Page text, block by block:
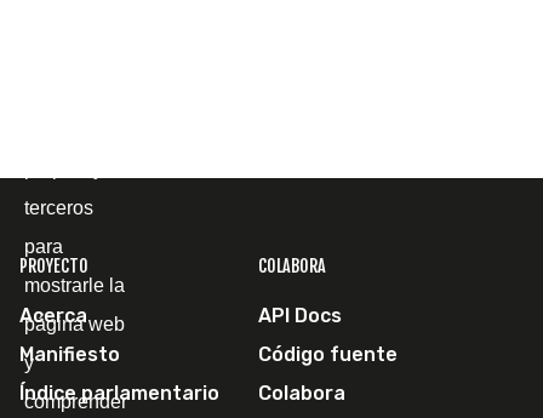
PROYECTO
Acerca
Manifiesto
Índice parlamentario
COLABORA
API Docs
Código fuente
Colabora
terceros
para
mostrarle la
página web
y
comprender